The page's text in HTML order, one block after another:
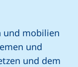
und mobilien
und
und dem